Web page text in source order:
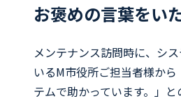
お褒めの言葉をい
メンテナンス訪問時に、シ
いるM市役所ご担当者様か
テムで助かっています。」